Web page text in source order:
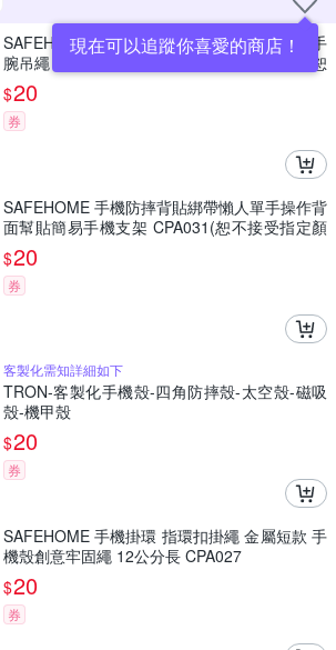
現在可以追蹤你喜愛的商店！
SAFEHOME 可調節圓繩 手機掛繩 相機手繩 手
腕吊繩 短掛繩 移動電源 用掛繩 21.5公分長 (恕
不接受指定顏色出貨) CPA026
$20
券
SAFEHOME 手機防摔背貼綁帶懶人單手操作背
面幫貼簡易手機支架 CPA031(恕不接受指定顏
色出貨)
$20
券
客製化需知詳細如下
TRON-客製化手機殼-四角防摔殼-太空殼-磁吸
殼-機甲殼
$20
券
SAFEHOME 手機掛環 指環扣掛繩 金屬短款 手
機殼創意牢固繩 12公分長 CPA027
$20
券